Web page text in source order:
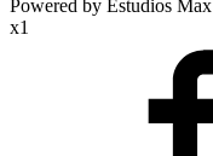
Powered by Estudios Max
x1